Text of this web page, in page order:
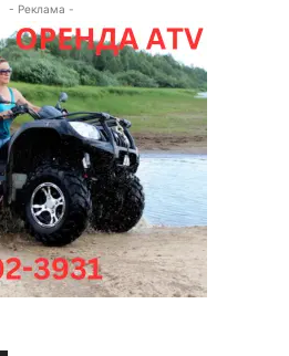
- Реклама -